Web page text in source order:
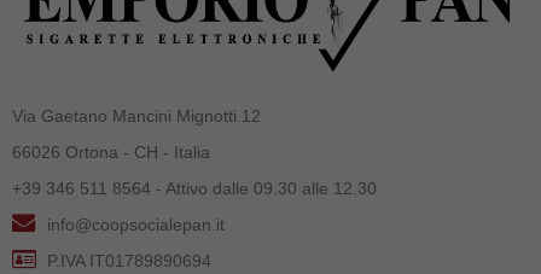
Via Gaetano Mancini Mignotti 12
66026 Ortona - CH - Italia
+39 346 511 8564 - Attivo dalle 09.30 alle 12.30
info@coopsocialepan.it
P.IVA IT01789890694